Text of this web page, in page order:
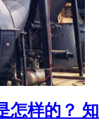
怎样的？ 知